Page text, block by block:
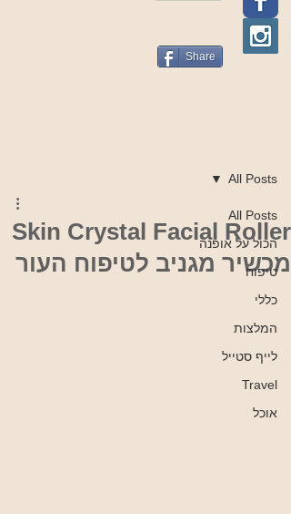
Share
All Posts
הכול על אופנה
טיפוח
כללי
המלצות
לייף סטייל
Travel
אוכל
All Posts
Skin Crystal Facial Roller
מכשיר מגניב לטיפוח העור